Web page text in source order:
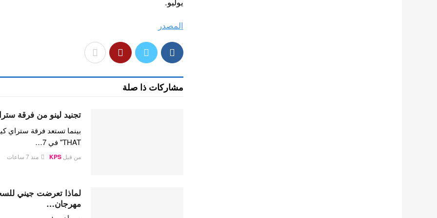
المصدر
مشاركات ذا صلة
تجنيد لينو من فرقة
THAT" في 7…
من قبلKPS منذ 7 ساعات
لماذا تعرضت جيني
مهرجان…